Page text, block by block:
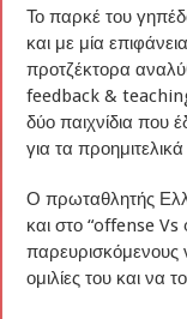
Το παρκέ του
και με μία
προτζέκτορα
feedback &
δύο παιχνίδια
για τα
Ο πρωταθλητής
και στο “offense
παρευρισκόμενους
ομιλίες του και να